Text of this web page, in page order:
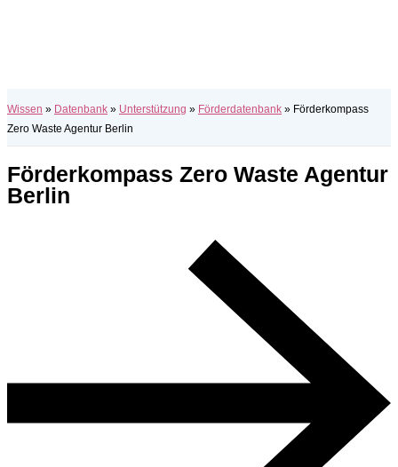
Wissen » Datenbank » Unterstützung » Förderdatenbank » Förderkompass
Zero Waste Agentur Berlin
Förderkompass Zero Waste Agentur
Berlin